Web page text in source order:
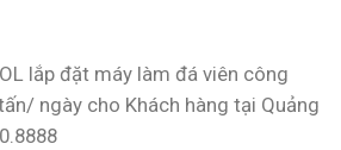
lắp đặt máy làm đá viên công
ngày cho Khách hàng tại Quảng